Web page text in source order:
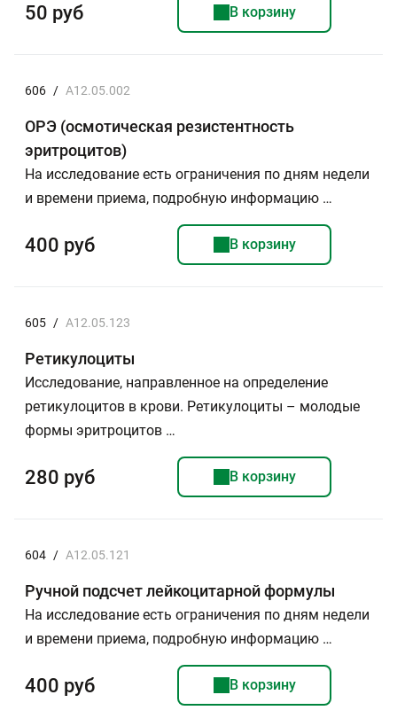
50 руб В корзину
606 / A12.05.002
ОРЭ (осмотическая резистентность
эритроцитов)
На исследование есть ограничения по дням недели
и времени приема, подробную информацию …
400 руб В корзину
605 / A12.05.123
Ретикулоциты
Исследование, направленное на определение
ретикулоцитов в крови. Ретикулоциты – молодые
формы эритроцитов …
280 руб В корзину
604 / A12.05.121
Ручной подсчет лейкоцитарной формулы
На исследование есть ограничения по дням недели
и времени приема, подробную информацию …
400 руб В корзину